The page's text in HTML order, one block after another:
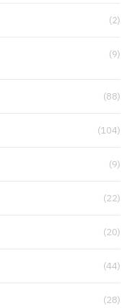
(2)
(9)
(88)
(104)
(9)
(22)
(20)
(44)
(28)